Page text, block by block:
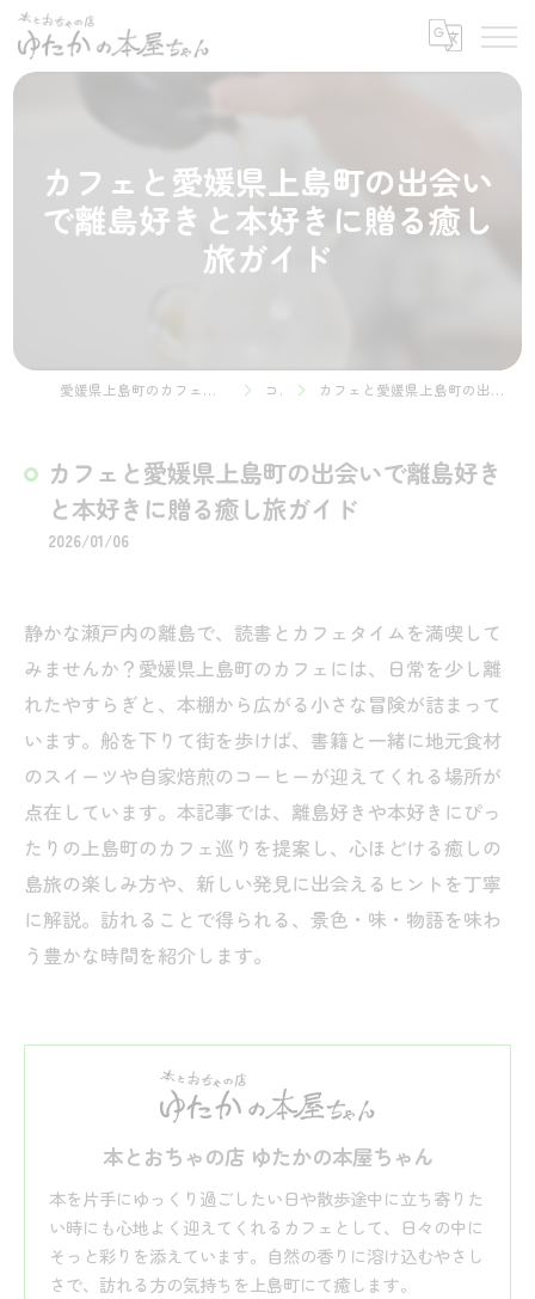
カフェと愛媛県上島町の出会い
で離島好きと本好きに贈る癒し
旅ガイド
愛媛県上島町のカフェなら本とおちゃの店 ゆたかの本屋ちゃん コラム カフェと愛媛県上島町の出会いで離島好きと本好きに贈る癒し旅ガイド
カフェと愛媛県上島町の出会いで離島好き
と本好きに贈る癒し旅ガイド
2026/01/06
静かな瀬戸内の離島で、読書とカフェタイムを満喫して
みませんか？愛媛県上島町のカフェには、日常を少し離
れたやすらぎと、本棚から広がる小さな冒険が詰まって
います。船を下りて街を歩けば、書籍と一緒に地元食材
のスイーツや自家焙煎のコーヒーが迎えてくれる場所が
点在しています。本記事では、離島好きや本好きにぴっ
たりの上島町のカフェ巡りを提案し、心ほどける癒しの
島旅の楽しみ方や、新しい発見に出会えるヒントを丁寧
に解説。訪れることで得られる、景色・味・物語を味わ
う豊かな時間を紹介します。
本とおちゃの店 ゆたかの本屋ちゃん
本を片手にゆっくり過ごしたい日や散歩途中に立ち寄りた
い時にも心地よく迎えてくれるカフェとして、日々の中に
そっと彩りを添えています。自然の香りに溶け込むやさし
さで、訪れる方の気持ちを上島町にて癒します。